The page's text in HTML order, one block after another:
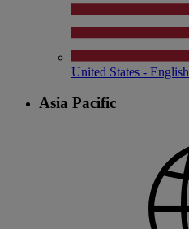
United States - English
Asia Pacific